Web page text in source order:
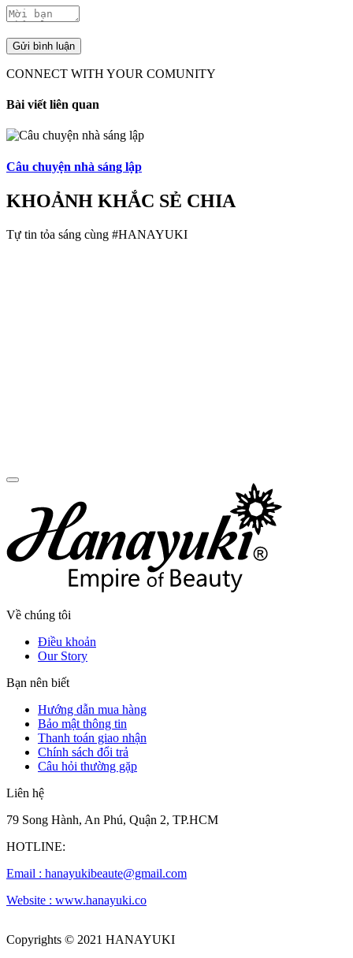
CONNECT WITH YOUR COMUNITY
Bài viết liên quan
Câu chuyện nhà sáng lập
KHOẢNH KHẮC SẺ CHIA
Tự tin tỏa sáng cùng #HANAYUKI
Về chúng tôi
Điều khoản
Our Story
Bạn nên biết
Hướng dẫn mua hàng
Bảo mật thông tin
Thanh toán giao nhận
Chính sách đổi trả
Câu hỏi thường gặp
Liên hệ
79 Song Hành, An Phú, Quận 2, TP.HCM
HOTLINE:
Email : hanayukibeaute@gmail.com
Website : www.hanayuki.co
Copyrights © 2021 HANAYUKI